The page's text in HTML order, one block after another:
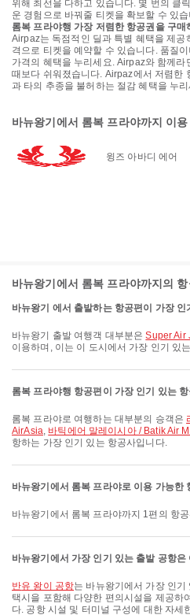
위해 최선을 다하고 있습니다. 몇 번의 클
운 경험으로 바꿔줄 티켓을 확보할 수 있
롬복 프라야행 가장 저렴한 항공권을 구매
Airpaz는 독점적인 딜과 특별 혜택을 제공
격으로 티켓을 예약할 수 있습니다. 품질
가격의 혜택을 누리세요. Airpaz와 함께
때보다 쉬워졌습니다. Airpaz에서 저렴한
과 타의 추종을 불허하는 절감 혜택을 누
바뉴왕기에서 롬복 프라야까지 이
윙즈 아바디 에어
바뉴왕기에서 롬복 프라야까지의
바뉴왕기 에서 출발하는 항공편이 가장
바뉴왕기 출발 여행객 대부분은Super Air
이용하며, 이는 이 도시에서 가장 인기 있
롬복 프라야행 항공편이 가장 인기 있는
롬복 프라야로 여행하는 대부분의 승객은
AirAsia, 바틱에어 말레이시아 / Batik Air
항하는 가장 인기 있는 항공사입니다.
바뉴왕기에서 롬복 프라야로 이용 가능한
바뉴왕기에서 롬복 프라야까지 1편의 항
바뉴왕기에서 가장 인기 있는 출발 공항은
반유 왕이 공항는 바뉴왕기에서 가장 인
택시을 포함해 다양한 편의시설을 제공하
다. 공항 시설 및 터미널 구성에 대한 자세